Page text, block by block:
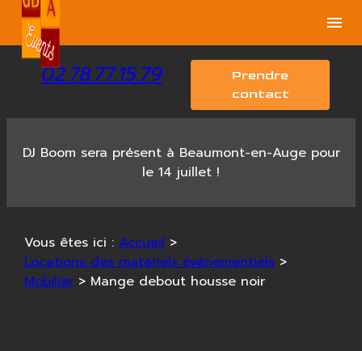
menu
02.78.77.15.79
Prendre
contact
DJ Boom sera présent à Beaumont-en-Auge pour
le 14 juillet !
Vous êtes ici :Accueil>
Locations des matériels événementiels>
Mobilier> Mange debout housse noir
Panneau de gestion des cookies